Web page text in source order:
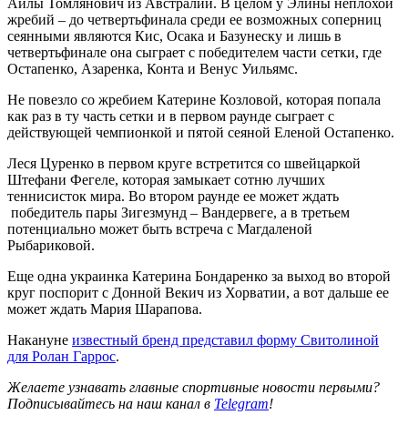
жребий – до четвертьфинала среди ее возможных соперниц
сеянными являются Кис, Осака и Базунеску и лишь в
четвертьфинале она сыграет с победителем части сетки, где
Остапенко, Азаренка, Конта и Венус Уильямс.
Не повезло со жребием Катерине Козловой, которая попала
как раз в ту часть сетки и в первом раунде сыграет с
действующей чемпионкой и пятой сеяной Еленой Остапенко.
Леся Цуренко в первом круге встретится со швейцаркой
Штефани Фегеле, которая замыкает сотню лучших
теннисисток мира. Во втором раунде ее может ждать
победитель пары Зигезмунд – Вандервеге, а в третьем
потенциально может быть встреча с Магдаленой
Рыбариковой.
Еще одна украинка Катерина Бондаренко за выход во второй
круг поспорит с Донной Векич из Хорватии, а вот дальше ее
может ждать Мария Шарапова.
Накануне известный бренд представил форму Свитолиной
для Ролан Гаррос.
Желаете узнавать главные спортивные новости первыми?
Подписывайтесь на наш канал в Telegram!